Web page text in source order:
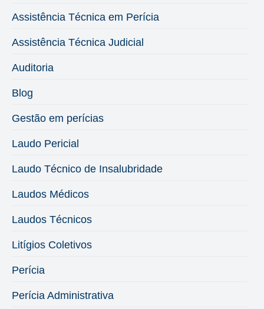
Assistência Técnica em Perícia
Assistência Técnica Judicial
Auditoria
Blog
Gestão em perícias
Laudo Pericial
Laudo Técnico de Insalubridade
Laudos Médicos
Laudos Técnicos
Litígios Coletivos
Perícia
Perícia Administrativa